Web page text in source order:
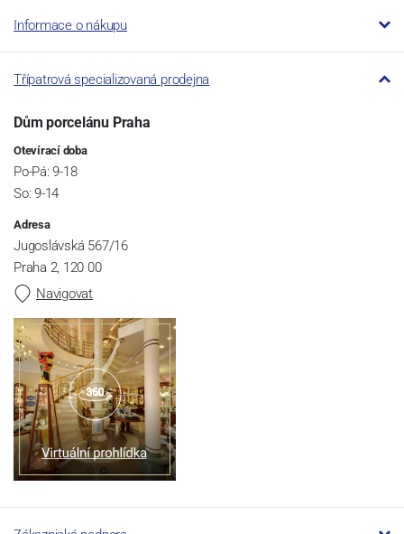
Informace o nákupu
Třípatrová specializovaná prodejna
Dům porcelánu Praha
Otevírací doba
Po-Pá: 9-18
So: 9-14
Adresa
Jugoslávská 567/16
Praha 2, 120 00
Navigovat